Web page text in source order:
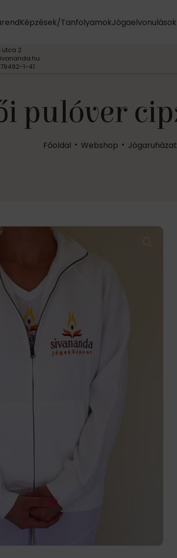
Képzések/TanfolyamokJógaelvonulások
utca 2
1-41
pulóver
Főoldal Webshop Jógaruházat